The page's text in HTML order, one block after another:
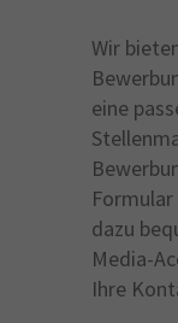
Wir
eine
Formular
dazu
Media-
Ihre